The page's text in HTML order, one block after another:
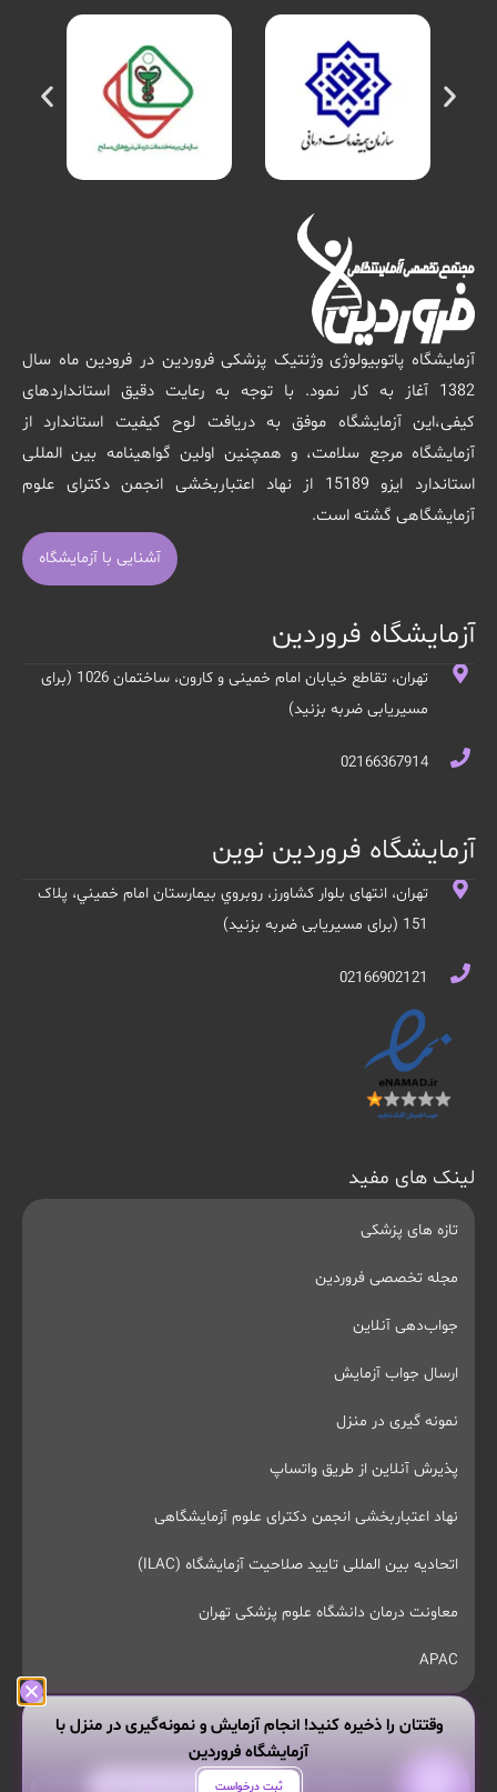
هر سوالی داری از من بپرس!
آزمایشگاه پاتوبیولوژی وژنتیک پزشکی فروردین در فرودین ماه سال
1382 آغاز به کار نمود. با توجه به رعایت دقیق استانداردهای
کیفی،این آزمایشگاه موفق به دریافت لوح کیفیت استاندارد از
آزمایشگاه مرجع سلامت، و همچنین اولین گواهینامه بین المللی
استاندارد ایزو 15189 از نهاد اعتباربخشی انجمن دکترای علوم
آزمایشگاهی گشته است.
آشنایی با آزمایشگاه
آزمایشگاه فروردین
تهران، تقاطع خیابان امام خمینی و کارون، ساختمان 1026 (برای
مسیریابی ضربه بزنید)
02166367914
آزمایشگاه فروردین نوین
تهران، انتهای بلوار کشاورز، روبروي بيمارستان امام خميني، پلاک
151 (برای مسیریابی ضربه بزنید)
02166902121
لینک های مفید
تازه های پزشکی
مجله تخصصی فروردین
جواب‌دهی آنلاین
ارسال جواب آزمایش
نمونه گیری در منزل
پذیرش آنلاین از طریق واتساپ
نهاد اعتباربخشی انجمن دکترای علوم آزمایشگاهی
اتحادیه بین المللی تایید صلاحیت آزمایشگاه (ILAC)
معاونت درمان دانشگاه علوم پزشکی تهران
APAC
تمام حقوق این وبسایت محفوظ و مربوط به آزمایشگاه پاتوبیولوژی و
وقتتان را ذخیره کنید! انجام آزمایش و نمونه‌گیری در منزل با
آزمایشگاه فروردین
ثبت درخواست